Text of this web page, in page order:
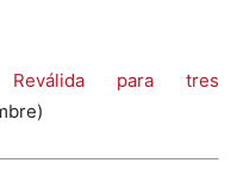
Reválida para tres